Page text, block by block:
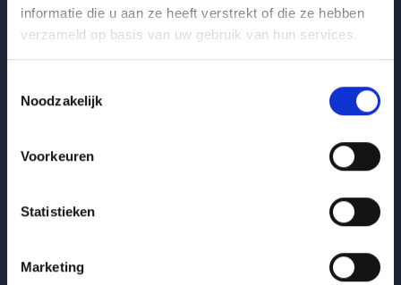
informatie die u aan ze heeft verstrekt of die ze hebben
verzameld op basis van uw gebruik van hun services.
Noodzakelijk
Voorkeuren
Statistieken
Marketing
adviseurs staan u graag te woord.
Aanhef *